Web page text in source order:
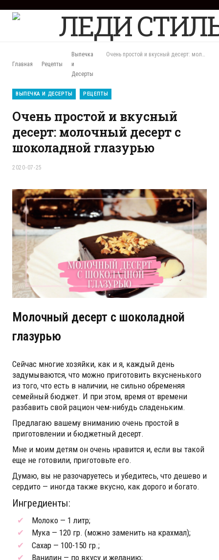
F
a
Главная Рецепты
Выпечка
и
Десерты
Очень простой и вкусный десерт: молочный десерт с шоколадной глазурью
ВЫПЕЧКА И ДЕСЕРТЫ РЕЦЕПТЫ
Очень простой и вкусный
десерт: молочный десерт с
шоколадной глазурью
2020-07-25
Молочный десерт с шоколадной
глазурью
Сейчас многие хозяйки, как и я, каждый день
задумываются, что можно приготовить вкусненького
из того, что есть в наличии, не сильно обременяя
семейный бюджет. И при этом, время от времени
разбавить свой рацион чем-нибудь сладеньким.
Предлагаю вашему вниманию очень простой в
приготовлении и бюджетный десерт.
Мне и моим детям он очень нравится и, если вы такой
еще не готовили, приготовьте его.
Думаю, вы не разочаруетесь и убедитесь, что дешево и
сердито — иногда также вкусно, как дорого и богато.
Ингредиенты:
Молоко — 1 литр;
Мука — 120 гр. (можно заменить на крахмал);
Сахар — 100-150 гр.;
Ванилин — по вкусу и желанию;